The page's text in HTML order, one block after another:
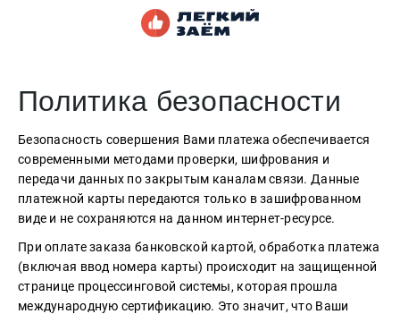
Политика безопасности
Безопасность совершения Вами платежа обеспечивается
современными методами проверки, шифрования и
передачи данных по закрытым каналам связи. Данные
платежной карты передаются только в зашифрованном
виде и не сохраняются на данном интернет-ресурсе.
При оплате заказа банковской картой, обработка платежа
(включая ввод номера карты) происходит на защищенной
странице процессинговой системы, которая прошла
международную сертификацию. Это значит, что Ваши